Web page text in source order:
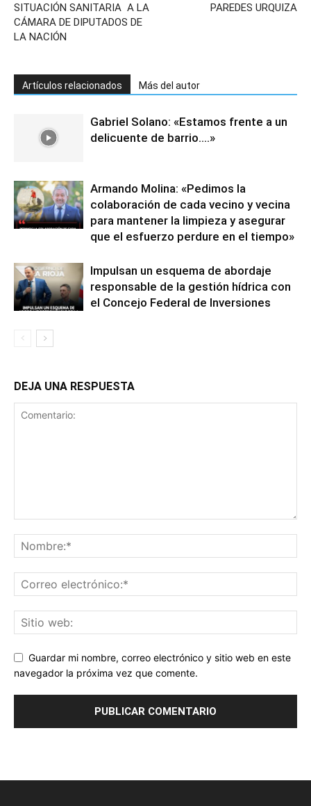
SITUACIÓN SANITARIA A LA
CÁMARA DE DIPUTADOS DE
LA NACIÓN
PAREDES URQUIZA
Artículos relacionados Más del autor
Gabriel Solano: «Estamos frente a un
delicuente de barrio….»
Armando Molina: «Pedimos la
colaboración de cada vecino y vecina
para mantener la limpieza y asegurar
que el esfuerzo perdure en el tiempo»
Impulsan un esquema de abordaje
responsable de la gestión hídrica con
el Concejo Federal de Inversiones
DEJA UNA RESPUESTA
Guardar mi nombre, correo electrónico y sitio web en este
navegador la próxima vez que comente.